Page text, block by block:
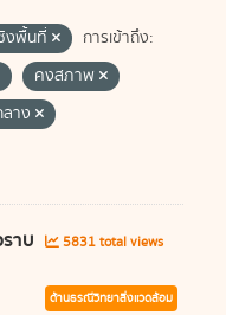
งพื้นที่
การเข้าถึง:
คงสภาพ
ลาง
าบ
5831 total views
ด้านธรณีวิทยาสิ่งแวดล้อม